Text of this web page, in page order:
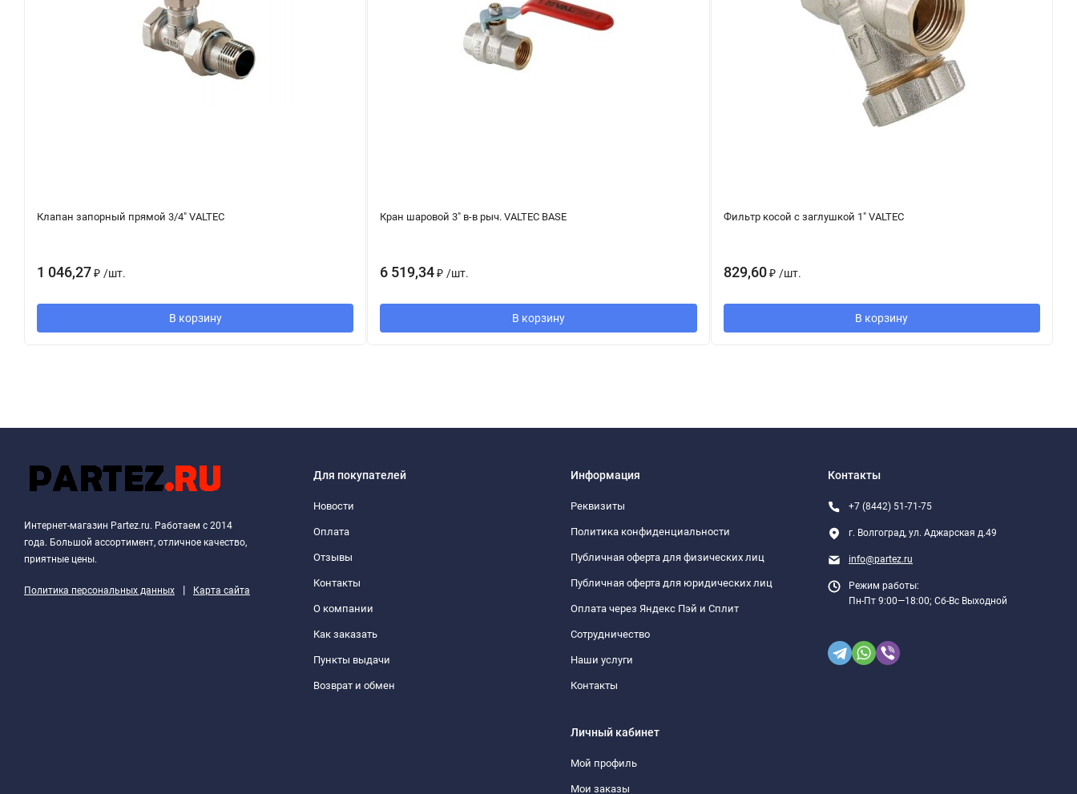
Клапан запорный прямой 3/4" VALTEC
1 046,27₽ /шт.
В корзину
Кран шаровой 3" в-в рыч. VALTEC BASE
6 519,34 ₽ /шт.
В корзину
Фильтр косой с заглушкой 1" VALTEC
829,60 ₽ /шт.
В корзину
Интернет-магазин Partez.ru. Работаем с 2014
года. Большой ассортимент, отличное качество,
приятные цены.
Политика персональных данных | Карта сайта
Для покупателей
Новости
Оплата
Отзывы
Контакты
О компании
Как заказать
Пункты выдачи
Возврат и обмен
Информация
Реквизиты
Политика конфиденциальности
Публичная оферта для физических лиц
Публичная оферта для юридических лиц
Оплата через Яндекс Пэй и Сплит
Сотрудничество
Наши услуги
Контакты
Личный кабинет
Мой профиль
Мои заказы
Контакты
+7 (8442) 51-71-75
г. Волгоград, ул. Аджарская д.49
info@partez.ru
Режим работы:
Пн-Пт 9:00—18:00; Сб-Вс Выходной